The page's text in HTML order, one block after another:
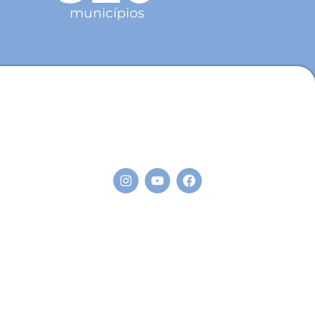
municípios